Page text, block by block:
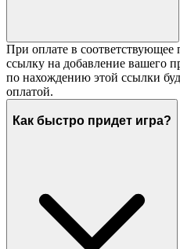
При оплате в соответствующее
ссылку на добавление вашего
по нахождению этой ссылки
оплатой.
Как быстро придет игра?